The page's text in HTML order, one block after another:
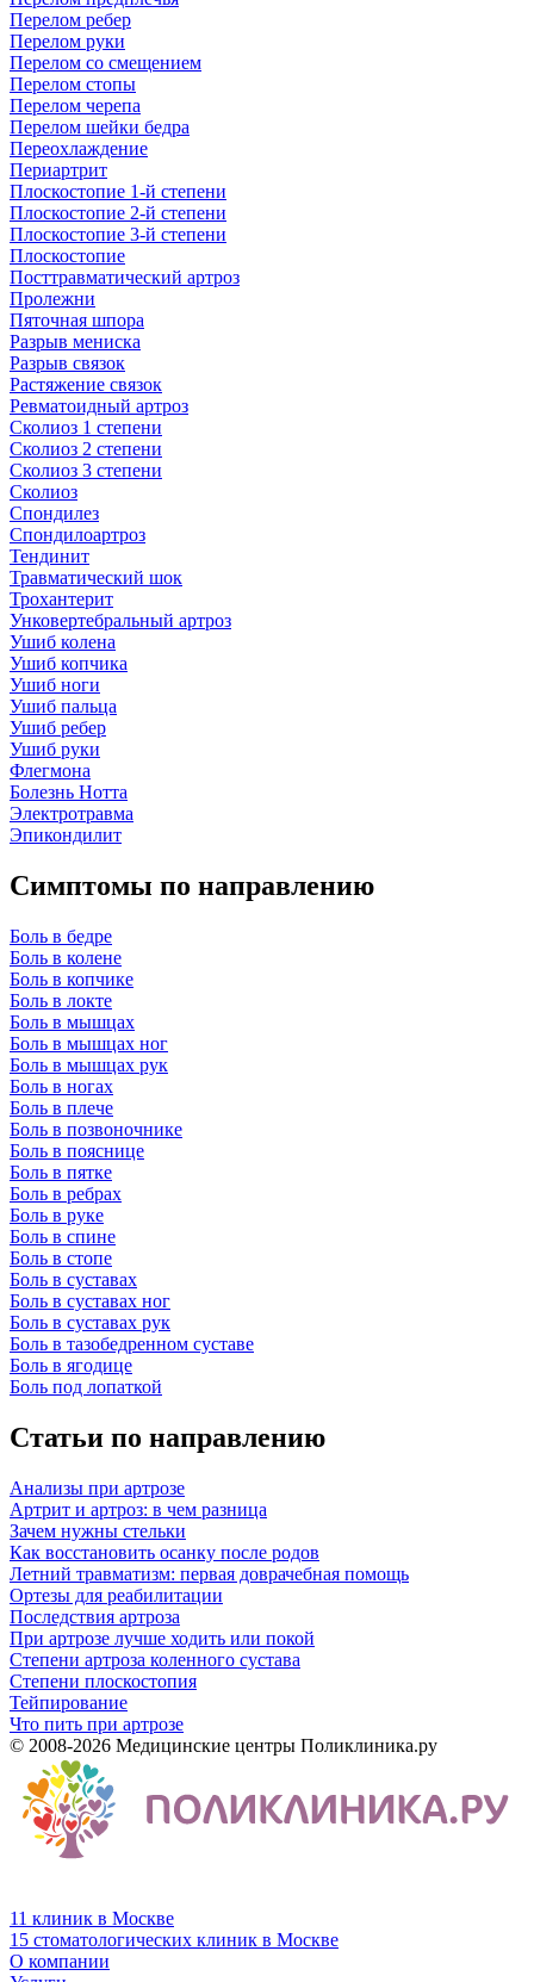
Перелом ребер
Перелом руки
Перелом со смещением
Перелом стопы
Перелом черепа
Перелом шейки бедра
Переохлаждение
Периартрит
Плоскостопие 1-й степени
Плоскостопие 2-й степени
Плоскостопие 3-й степени
Плоскостопие
Посттравматический артроз
Пролежни
Пяточная шпора
Разрыв мениска
Разрыв связок
Растяжение связок
Ревматоидный артроз
Сколиоз 1 степени
Сколиоз 2 степени
Сколиоз 3 степени
Сколиоз
Спондилез
Спондилоартроз
Тендинит
Травматический шок
Трохантерит
Унковертебральный артроз
Ушиб колена
Ушиб копчика
Ушиб ноги
Ушиб пальца
Ушиб ребер
Ушиб руки
Флегмона
Болезнь Нотта
Электротравма
Эпикондилит
Симптомы по направлению
Боль в бедре
Боль в колене
Боль в копчике
Боль в локте
Боль в мышцах
Боль в мышцах ног
Боль в мышцах рук
Боль в ногах
Боль в плече
Боль в позвоночнике
Боль в пояснице
Боль в пятке
Боль в ребрах
Боль в руке
Боль в спине
Боль в стопе
Боль в суставах
Боль в суставах ног
Боль в суставах рук
Боль в тазобедренном суставе
Боль в ягодице
Боль под лопаткой
Статьи по направлению
Анализы при артрозе
Артрит и артроз: в чем разница
Зачем нужны стельки
Как восстановить осанку после родов
Летний травматизм: первая доврачебная помощь
Ортезы для реабилитации
Последствия артроза
При артрозе лучше ходить или покой
Степени артроза коленного сустава
Степени плоскостопия
Тейпирование
Что пить при артрозе
© 2008-2026 Медицинские центры Поликлиника.ру
11 клиник в Москве
15 стоматологических клиник в Москве
О компании